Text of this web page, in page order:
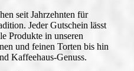
seit Jahrzehnten für
Jeder Gutschein lässt
Produkte in unseren
und feinen Torten bis hin
Kaffeehaus-Genuss.